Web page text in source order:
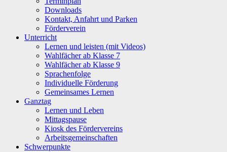
Downloads
Kontakt, Anfahrt und Parken
Förderverein
Unterricht
Lernen und leisten (mit Videos)
Wahlfächer ab Klasse 7
Wahlfächer ab Klasse 9
Sprachenfolge
Individuelle Förderung
Gemeinsames Lernen
Ganztag
Lernen und Leben
Mittagspause
Kiosk des Fördervereins
Arbeitsgemeinschaften
Schwerpunkte